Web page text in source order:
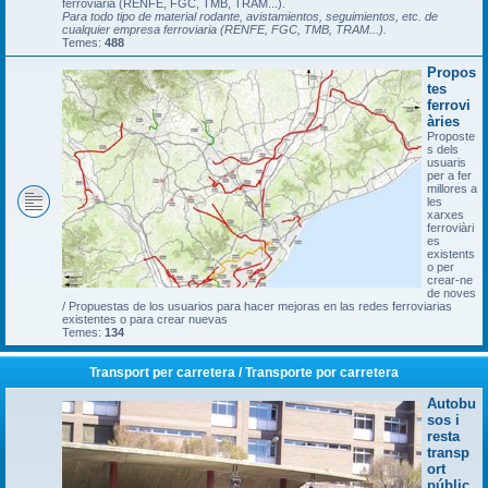
ferroviària (RENFE, FGC, TMB, TRAM...).
Para todo tipo de material rodante, avistamientos, seguimientos, etc. de
cualquier empresa ferroviaria (RENFE, FGC, TMB, TRAM...).
Temes: 488
Propos
tes
ferrovi
àries
Proposte
s dels
usuaris
per a fer
millores a
les
xarxes
ferroviàri
es
existents
o per
crear-ne
de noves
/ Propuestas de los usuarios para hacer mejoras en las redes ferroviarias
existentes o para crear nuevas
Temes: 134
Transport per carretera / Transporte por carretera
Autobu
sos i
resta
transp
ort